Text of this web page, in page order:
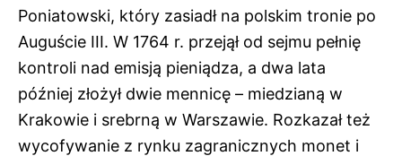
Poniatowski, który zasiadł na polskim tronie po
Auguście III. W 1764 r. przejął od sejmu pełnię
kontroli nad emisją pieniądza, a dwa lata
później złożył dwie mennicę – miedzianą w
Krakowie i srebrną w Warszawie. Rozkazał też
wycofywanie z rynku zagranicznych monet i